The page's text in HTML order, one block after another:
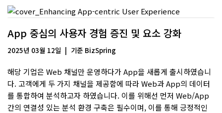
App 중심의 사용자 경험 증진 및 요소 강화
2025년 03월 12일 기준 BizSpring
해당 기업은 Web 채널만 운영하다가 App을 새롭게 출시하였습니
다. 고객에게 두 가지 채널을 제공함에 따라 Web과 App의 데이터
를 통합하여 분석하고자 하였습니다. 이를 위해선 먼저 Web/App
간의 연결성 있는 분석 환경 구축은 필수이며, 이를 통해 긍정적인